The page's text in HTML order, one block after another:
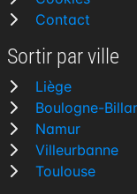
Contact
Sortir par ville
Liège
Boulogne-
Namur
Villeurbanne
Toulouse